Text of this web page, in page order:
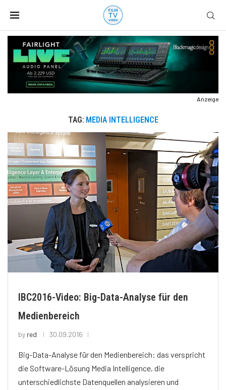
Anzeige
TAG: MEDIA INTELLIGENCE
IBC2016-Video: Big-Data-Analyse für den
Medienbereich
by red 30.09.2016
Big-Data-Analyse für den Medienbereich: das verspricht
die Software-Lösung Media Intelligence, die
unterschiedlichste Datenquellen analysieren und